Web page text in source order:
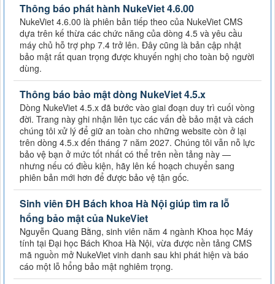
Thông báo phát hành NukeViet 4.6.00
NukeViet 4.6.00 là phiên bản tiếp theo của NukeViet CMS
dựa trên kế thừa các chức năng của dòng 4.5 và yêu cầu
máy chủ hỗ trợ php 7.4 trở lên. Đây cũng là bản cập nhật
bảo mật rất quan trọng được khuyến nghị cho toàn bộ người
dùng.
Thông báo bảo mật dòng NukeViet 4.5.x
Dòng NukeViet 4.5.x đã bước vào giai đoạn duy trì cuối vòng
đời. Trang này ghi nhận liên tục các vấn đề bảo mật và cách
chúng tôi xử lý để giữ an toàn cho những website còn ở lại
trên dòng 4.5.x đến tháng 7 năm 2027. Chúng tôi vẫn nỗ lực
bảo vệ bạn ở mức tốt nhất có thể trên nền tảng này —
nhưng nếu có điều kiện, hãy lên kế hoạch chuyển sang
phiên bản mới hơn để được bảo vệ tận gốc.
Sinh viên ĐH Bách khoa Hà Nội giúp tìm ra lỗ
hổng bảo mật của NukeViet
Nguyễn Quang Bằng, sinh viên năm 4 ngành Khoa học Máy
tính tại Đại học Bách Khoa Hà Nội, vừa được nền tảng CMS
mã nguồn mở NukeViet vinh danh sau khi phát hiện và báo
cáo một lỗ hổng bảo mật nghiêm trọng.